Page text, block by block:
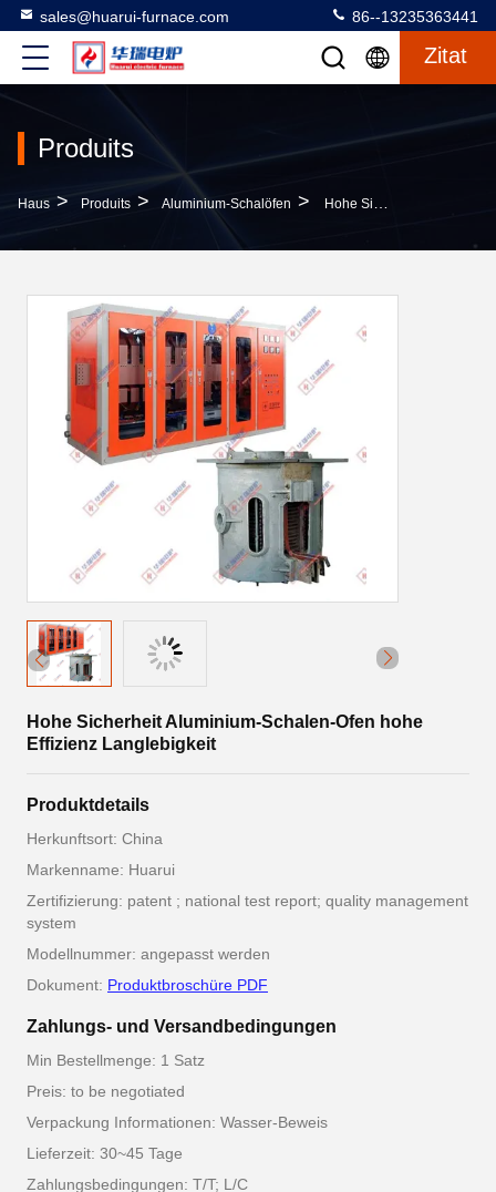
sales@huarui-furnace.com 86--13235363441
Zitat
Produits
Haus > Produits > Aluminium-Schalöfen > Hohe Sicherheit Aluminium-Schalen-Ofen Hohe Effizienz Langlebigkeit
Hohe Sicherheit Aluminium-Schalen-Ofen hohe
Effizienz Langlebigkeit
Produktdetails
Herkunftsort: China
Markenname: Huarui
Zertifizierung: patent ; national test report; quality management
system
Modellnummer: angepasst werden
Dokument: Produktbroschüre PDF
Zahlungs- und Versandbedingungen
Min Bestellmenge: 1 Satz
Preis: to be negotiated
Verpackung Informationen: Wasser-Beweis
Lieferzeit: 30~45 Tage
Zahlungsbedingungen: T/T; L/C